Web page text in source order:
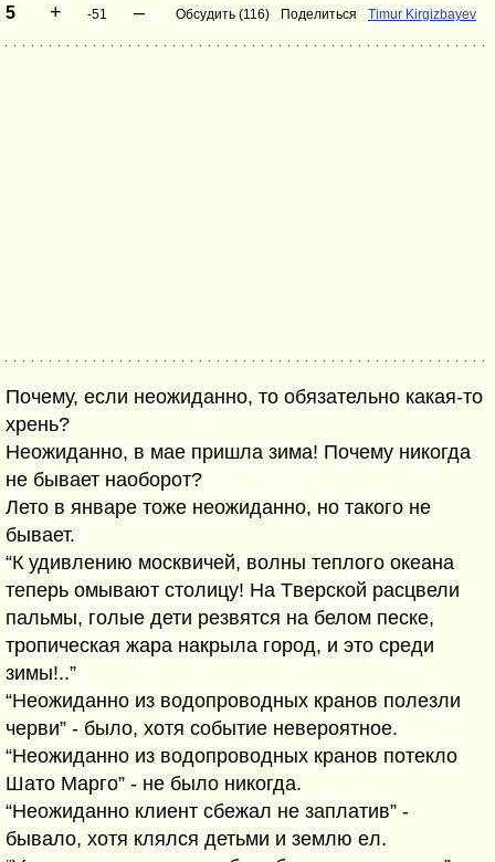
5 + -51 – Обсудить (116) Поделиться Timur Kirgizbayev
Почему, если неожиданно, то обязательно какая-то
хрень?
Неожиданно, в мае пришла зима! Почему никогда
не бывает наоборот?
Лето в январе тоже неожиданно, но такого не
бывает.
“К удивлению москвичей, волны теплого океана
теперь омывают столицу! На Tверской расцвели
пальмы, голые дети резвятся на белом песке,
тропическая жара накрыла город, и это среди
зимы!..”
“Неожиданно из водопроводных кранов полезли
чеpви” - было, хотя событие невероятное.
“Неожиданно из водопроводных кранов потекло
Шато Марго” - не было никогда.
“Неожиданно клиент сбежал не заплатив” -
бывало, хотя клялся детьми и землю eл.